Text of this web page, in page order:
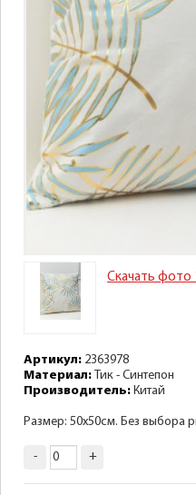
Скачать фото
Артикул: 2363978
Материал: Тик - Синтепон
Производитель: Китай
Размер: 50х50см. Без выбора
- +